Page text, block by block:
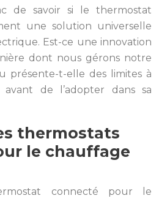
de savoir si le thermostat
une solution universelle
Est-ce une innovation
dont nous gérons notre
présente-t-elle des limites à
de l’adopter dans sa
thermostats
le chauffage
connecté pour le